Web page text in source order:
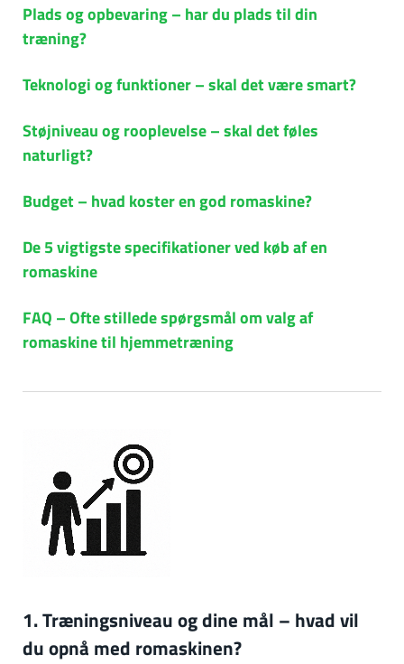
Plads og opbevaring – har du plads til din
træning?
Teknologi og funktioner – skal det være smart?
Støjniveau og rooplevelse – skal det føles
naturligt?
Budget – hvad koster en god romaskine?
De 5 vigtigste specifikationer ved køb af en
romaskine
FAQ – Ofte stillede spørgsmål om valg af
romaskine til hjemmetræning
1. Træningsniveau og dine mål – hvad vil
du opnå med romaskinen?